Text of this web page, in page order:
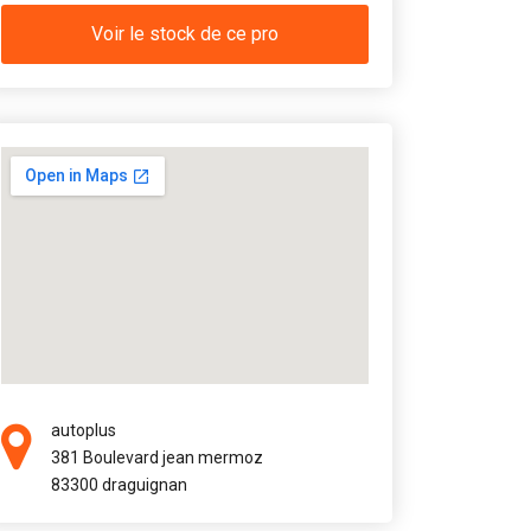
Voir le stock de ce pro
autoplus
381 Boulevard jean mermoz
83300 draguignan